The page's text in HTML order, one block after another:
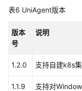
API
源
及
他
表6 UniAgent版本
版本
号
说明
1.2.0 支持自建k8s
1.1.9
支持对